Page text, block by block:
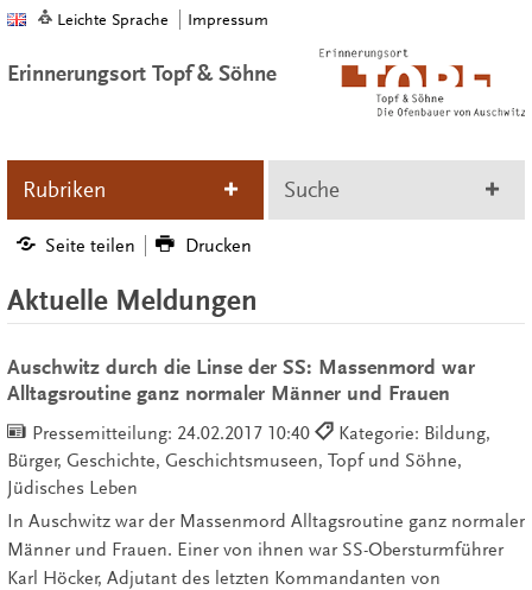
Leichte Sprache Impressum
Erinnerungsort Topf & Söhne
Rubriken Suche
Seite teilen Drucken
Aktuelle Meldungen
Auschwitz durch die Linse der SS: Massenmord war
Alltagsroutine ganz normaler Männer und Frauen
Pressemitteilung: 24.02.2017 10:40
Kategorie: Bildung,
Bürger, Geschichte, Geschichtsmuseen, Topf und Söhne,
Jüdisches Leben
In Auschwitz war der Massenmord Alltagsroutine ganz normaler
Männer und Frauen. Einer von ihnen war SS-Obersturmführer
Karl Höcker, Adjutant des letzten Kommandanten von